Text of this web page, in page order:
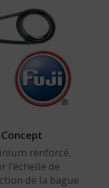
renforcé,
l’échelle de
de la bague